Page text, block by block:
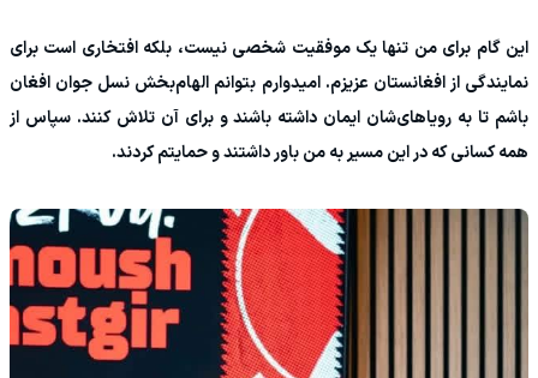
این گام برای من تنها یک موفقیت شخصی نیست، بلکه افتخاری است برای
نمایندگی از افغانستان عزیزم. امیدوارم بتوانم الهام‌بخش نسل جوان افغان
باشم تا به رویاهای‌شان ایمان داشته باشند و برای آن تلاش کنند. سپاس از
همه کسانی که در این مسیر به من باور داشتند و حمایتم کردند.